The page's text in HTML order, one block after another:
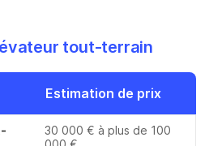
tout-terrain
Estimation de prix
30 000 € à plus de 100